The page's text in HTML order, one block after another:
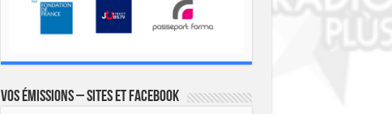
Vos émissions – Sites et Facebook